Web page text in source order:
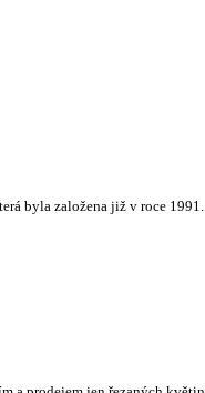
byla založena již v roce 1991.